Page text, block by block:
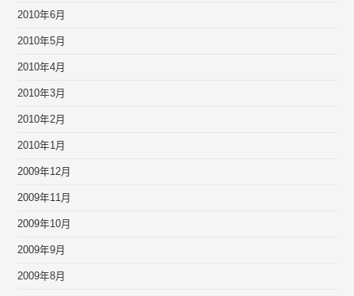
2010年6月
2010年5月
2010年4月
2010年3月
2010年2月
2010年1月
2009年12月
2009年11月
2009年10月
2009年9月
2009年8月